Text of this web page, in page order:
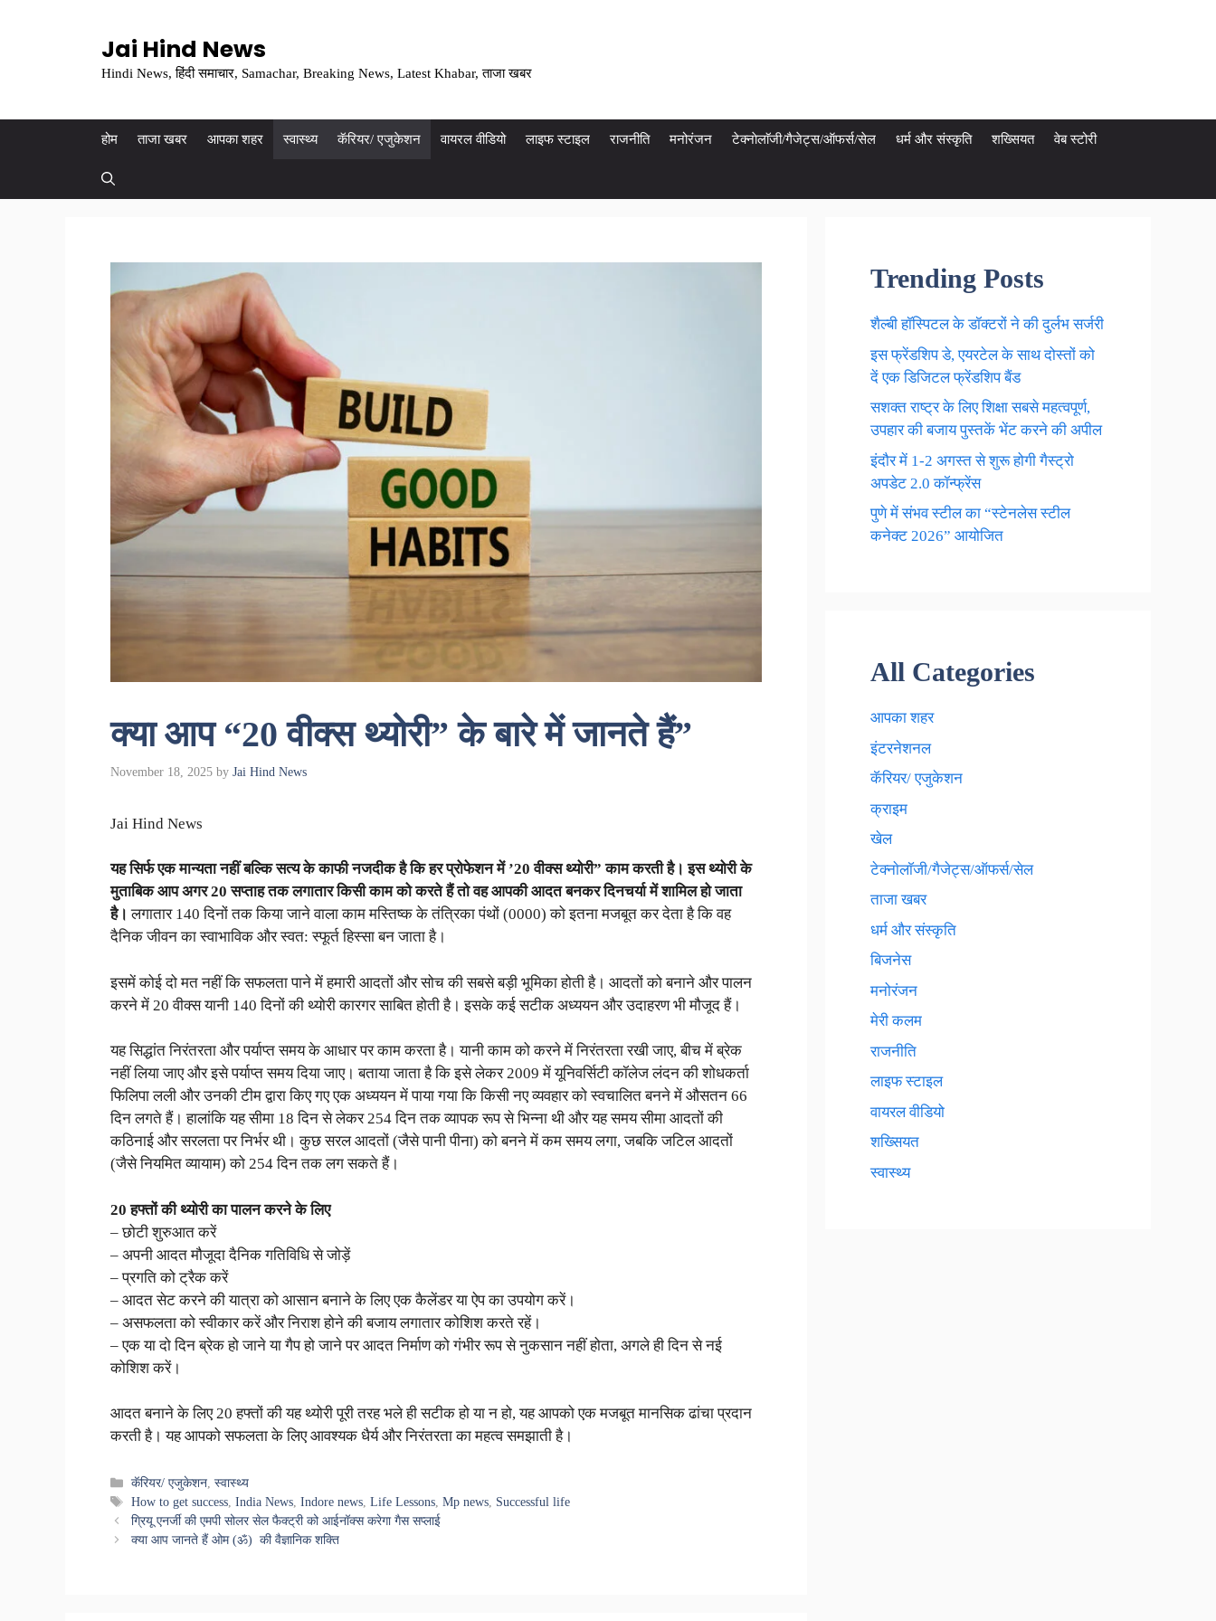
Jai Hind News
Hindi News, हिंदी समाचार, Samachar, Breaking News, Latest Khabar, ताजा खबर
होम ताजा खबर आपका शहर स्वास्थ्य कॅरियर/ एजुकेशन वायरल वीडियो लाइफ स्टाइल राजनीति मनोरंजन टेक्नाेलाॅजी/गैजेट्स/ऑफर्स/सेल धर्म और संस्कृति शख्सियत वेब स्टोरी
क्या आप “20 वीक्स थ्योरी” के बारे में जानते हैं”
November 18, 2025 by Jai Hind News
Jai Hind News
यह सिर्फ एक मान्यता नहीं बल्कि सत्य के काफी नजदीक है कि हर प्रोफेशन में ’20 वीक्स थ्योरी” काम करती है। इस थ्योरी के
मुताबिक आप अगर 20 सप्ताह तक लगातार किसी काम को करते हैं तो वह आपकी आदत बनकर दिनचर्या में शामिल हो जाता
है। लगातार 140 दिनों तक किया जाने वाला काम मस्तिष्क के तंत्रिका पंथों (0000) को इतना मजबूत कर देता है कि वह
दैनिक जीवन का स्वाभाविक और स्वत: स्फूर्त हिस्सा बन जाता है।
इसमें कोई दो मत नहीं कि सफलता पाने में हमारी आदतों और सोच की सबसे बड़ी भूमिका होती है। आदतों को बनाने और पालन
करने में 20 वीक्स यानी 140 दिनों की थ्योरी कारगर साबित होती है। इसके कई सटीक अध्ययन और उदाहरण भी मौजूद हैं।
यह सिद्धांत निरंतरता और पर्याप्त समय के आधार पर काम करता है। यानी काम को करने में निरंतरता रखी जाए, बीच में ब्रेक
नहीं लिया जाए और इसे पर्याप्त समय दिया जाए। बताया जाता है कि इसे लेकर 2009 में यूनिवर्सिटी कॉलेज लंदन की शोधकर्ता
फिलिपा लली और उनकी टीम द्वारा किए गए एक अध्ययन में पाया गया कि किसी नए व्यवहार को स्वचालित बनने में औसतन 66
दिन लगते हैं। हालांकि यह सीमा 18 दिन से लेकर 254 दिन तक व्यापक रूप से भिन्ना थी और यह समय सीमा आदतों की
कठिनाई और सरलता पर निर्भर थी। कुछ सरल आदतों (जैसे पानी पीना) को बनने में कम समय लगा, जबकि जटिल आदतों
(जैसे नियमित व्यायाम) को 254 दिन तक लग सकते हैं।
20 हफ्तों की थ्योरी का पालन करने के लिए
– छोटी शुरुआत करें
– अपनी आदत मौजूदा दैनिक गतिविधि से जोड़ें
– प्रगति को ट्रैक करें
– आदत सेट करने की यात्रा को आसान बनाने के लिए एक कैलेंडर या ऐप का उपयोग करें।
– असफलता को स्वीकार करें और निराश होने की बजाय लगातार कोशिश करते रहें।
– एक या दो दिन ब्रेक हो जाने या गैप हो जाने पर आदत निर्माण को गंभीर रूप से नुकसान नहीं होता, अगले ही दिन से नई
कोशिश करें।
आदत बनाने के लिए 20 हफ्तों की यह थ्योरी पूरी तरह भले ही सटीक हो या न हो, यह आपको एक मजबूत मानसिक ढांचा प्रदान
करती है। यह आपको सफलता के लिए आवश्यक धैर्य और निरंतरता का महत्व समझाती है।
Categories
कॅरियर/ एजुकेशन,स्वास्थ्य
Tags
How to get success,India News,Indore news,Life Lessons,Mp news, Successful life
ग्रियू एनर्जी की एमपी सोलर सेल फैक्ट्री को आईनॉक्स करेगा गैस सप्लाई
क्या आप जानते हैं ओम (ॐ) की वैज्ञानिक शक्ति
Trending Posts
शैल्बी हॉस्पिटल के डॉक्टरों ने की दुर्लभ सर्जरी
इस फ्रेंडशिप डे, एयरटेल के साथ दोस्तों को
दें एक डिजिटल फ्रेंडशिप बैंड
सशक्त राष्ट्र के लिए शिक्षा सबसे महत्वपूर्ण,
उपहार की बजाय पुस्तकें भेंट करने की अपील
इंदौर में 1-2 अगस्त से शुरू होगी गैस्ट्रो
अपडेट 2.0 कॉन्फ्रेंस
पुणे में संभव स्टील का “स्टेनलेस स्टील
कनेक्ट 2026” आयोजित
All Categories
आपका शहर
इंटरनेशनल
कॅरियर/ एजुकेशन
क्राइम
खेल
टेक्नाेलाॅजी/गैजेट्स/ऑफर्स/सेल
ताजा खबर
धर्म और संस्कृति
बिजनेस
मनोरंजन
मेरी कलम
राजनीति
लाइफ स्टाइल
वायरल वीडियो
शख्सियत
स्वास्थ्य